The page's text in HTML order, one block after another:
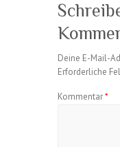
Deine E-Mail-
Erforderliche
Kommentar*